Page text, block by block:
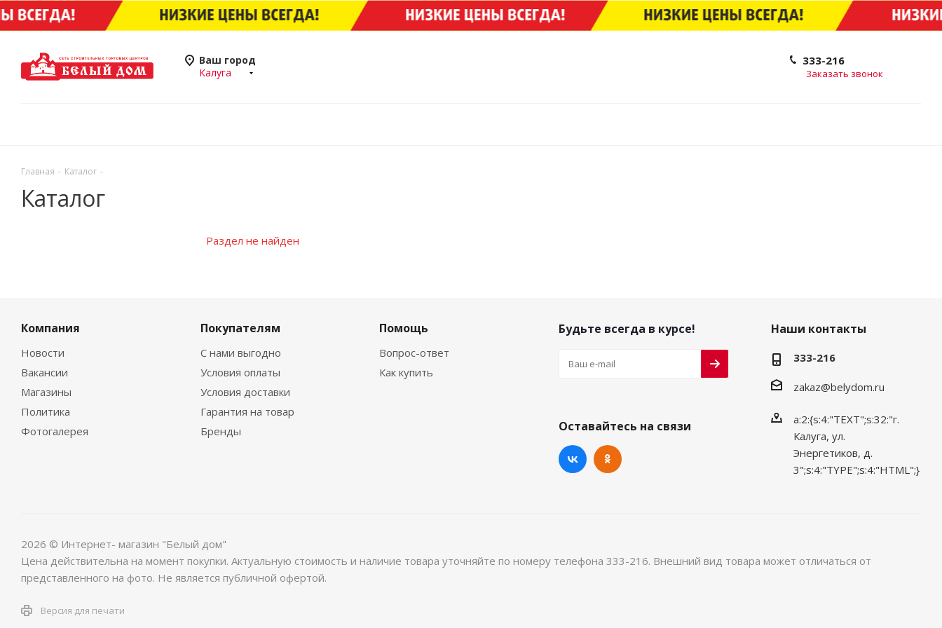
Ваш город
Калуга
333-216
Заказать звонок
Главная - Каталог -
Каталог
Раздел не найден
Компания
Новости
Вакансии
Магазины
Политика
Фотогалерея
Покупателям
С нами выгодно
Условия оплаты
Условия доставки
Гарантия на товар
Бренды
Помощь
Вопрос-ответ
Как купить
Будьте всегда в курсе!
Оставайтесь на связи
Наши контакты
333-216
zakaz@belydom.ru
a:2:{s:4:"TEXT";s:32:"г.
Калуга, ул.
Энергетиков, д.
3";s:4:"TYPE";s:4:"HTML";}
2026 © Интернет- магазин "Белый дом"
Цена действительна на момент покупки. Актуальную стоимость и наличие товара уточняйте по номеру телефона 333-216. Внешний вид товара может отличаться от
представленного на фото. Не является публичной офертой.
Версия для печати